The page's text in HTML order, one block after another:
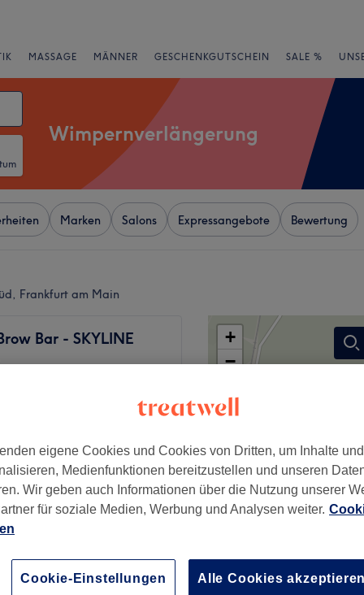
MASSAGE MÄNNER GESCHENKGUTSCHEIN SALE %
Wimpernverlängerung
Marken Salons Expressangebote Bewertung
Frankfurt am Main
Bar - SKYLINE
19 €
ab15 €
+
−
eigene Cookies und Cookies von Dritten, um Inhalte
Medienfunktionen bereitzustellen und unseren
Wir geben auch Informationen über die Nutzung unserer
für soziale Medien, Werbung und Analysen weiter.
Cookie-Einstellungen Alle Cookies akzeptieren